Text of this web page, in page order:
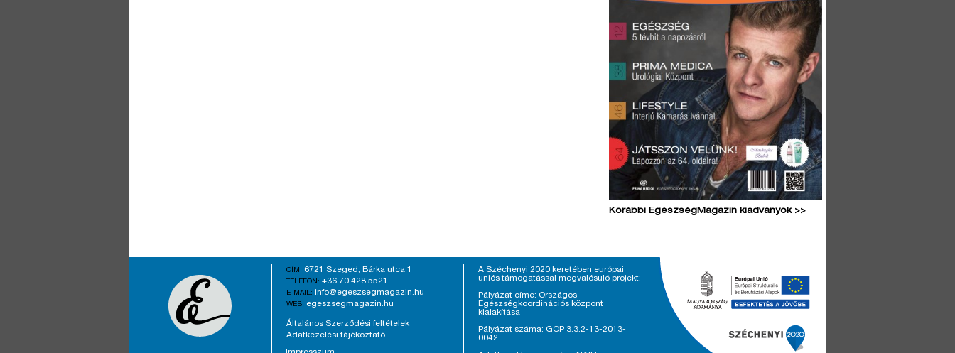
Korábbi EgészségMagazin kiadványok >>
CÍM: 6721 Szeged, Bárka utca 1
TELEFON: +36 70 428 5521
E-MAIL: info@egeszsegmagazin.hu
WEB: egeszsegmagazin.hu
Általános Szerződési feltételek
Adatkezelési tájékoztató
A Széchenyi 2020 keretében európai
uniós támogatással megvalósuló projekt:
Pályázat címe: Országos
Egészségkoordinációs központ
kialakítása
Pályázat száma: GOP 3.3.2-13-2013-
0042